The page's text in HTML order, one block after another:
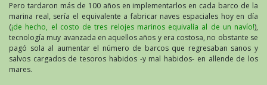
Pero tardaron más de 100 años en implementarlos en cada barco de la
marina real, sería el equivalente a fabricar naves espaciales hoy en día
(¡de hecho, el costo de tres relojes marinos equivalía al de un navío!),
tecnología muy avanzada en aquellos años y era costosa, no obstante se
pagó sola al aumentar el número de barcos que regresaban sanos y
salvos cargados de tesoros habidos -y mal habidos- en allende de los
mares.